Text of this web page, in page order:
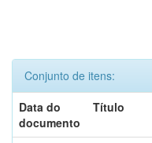
Conjunto de itens:
Data do
documento
Título